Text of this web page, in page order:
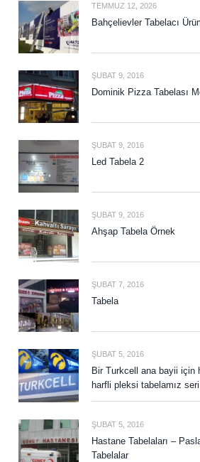
TEMMUZ 12, 2026
Bahçelievler Tabelacı
ŞUBAT 9, 2016
Dominik Pizza Tabelası
ŞUBAT 9, 2016
Led Tabela 2
ŞUBAT 9, 2016
Ahşap Tabela Örnek
ŞUBAT 7, 2016
Tabela
ŞUBAT 5, 2016
Bir Turkcell ana bayii için
harfli pleksi tabelamız
ŞUBAT 5, 2016
Hastane Tabelaları –
Tabelalar